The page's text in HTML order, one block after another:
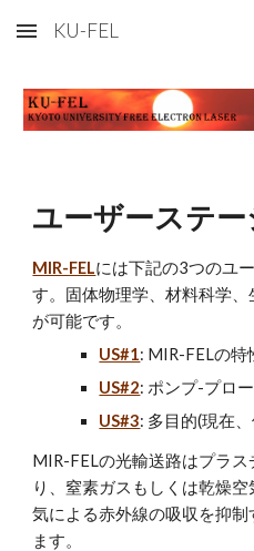
Skip to main content
KU-FEL
ユーザーステ
MIR-FELには下記の3つのユ
す。固体物理学、材料科学
が可能です。
US#1: MIR-FELの
US#2: ポンプ-プロ
US#3: 多目的(現在
MIR-FELの光輸送路はプラ
り、窒素ガスもしくは乾燥
気による赤外線の吸収を抑
ます。